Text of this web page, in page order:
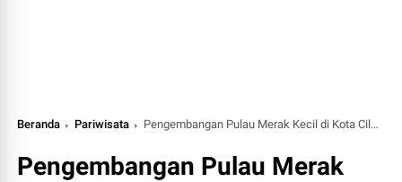
Beranda Pariwisata Pengembangan Pulau Merak Kecil di Kota Cilegon
Pengembangan Pulau Merak